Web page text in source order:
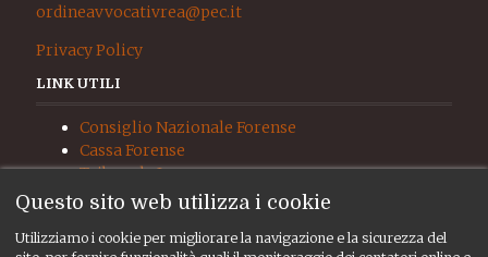
ordineavvocativrea@pec.it
Privacy Policy
LINK UTILI
Consiglio Nazionale Forense
Cassa Forense
Tribunale Ivrea
Procura Ivrea
UNEP
Questo sito web utilizza i cookie
Utilizziamo i cookie per migliorare la navigazione e la sicurezza del